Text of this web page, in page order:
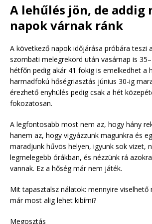
A lehűlés jön, de addig
napok várnak ránk
A következő napok időjárása próbára teszi
szombati melegrekord után vasárnap is
hétfőn pedig akár 41 fokig is emelkedhet a
harmadfokú hőségriasztás június 30-ig
érezhető enyhülés pedig csak a hét
fokozatosan.
A legfontosabb most nem az, hogy hány
hanem az, hogy vigyázzunk magunkra és
maradjunk hűvös helyen, igyunk sok vizet,
legmelegebb órákban, és nézzünk rá
vannak. Ez a hőség már nem játék.
Mit tapasztalsz nálatok: mennyire viselhető
már most alig lehet kibírni?
Megosztás